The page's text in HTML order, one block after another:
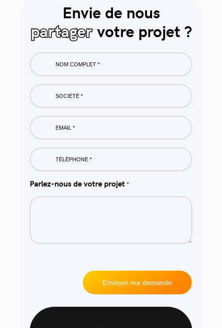
Envie de nous
partager votre projet ?
Nom
complet
*
Société
*
Email
*
Phone
*
Parlez-nous de votre projet*